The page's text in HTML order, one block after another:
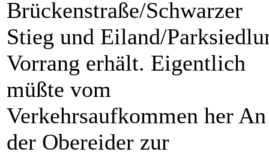
Brückenstraße/Schwarzer
Stieg und Eiland/
Vorrang erhält. Eigentlich
müßte vom
Verkehrsaufkommen her An
der Obereider zur